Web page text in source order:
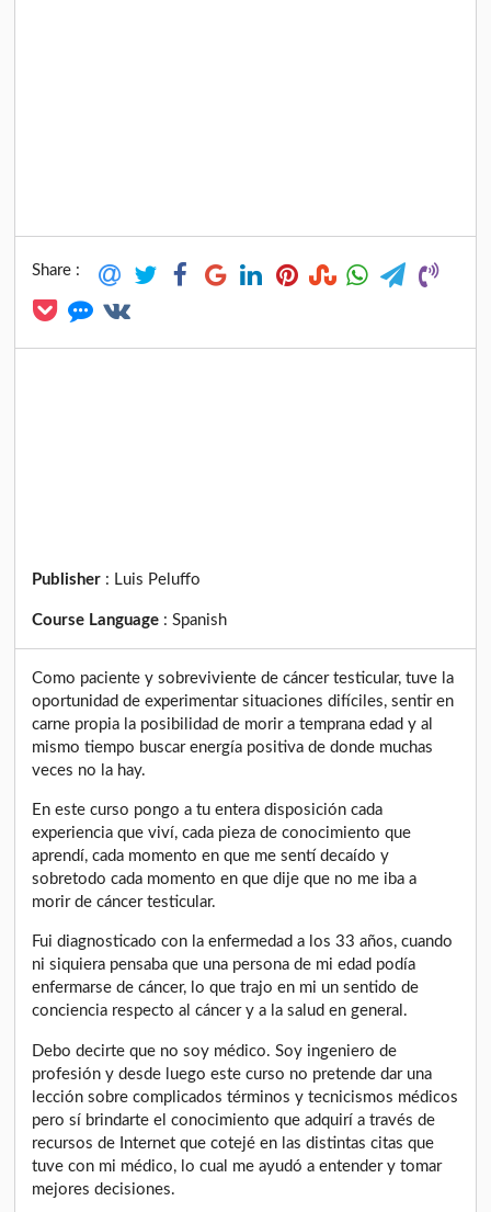
Share :
Publisher : Luis Peluffo
Course Language :Spanish
Como paciente y sobreviviente de cáncer testicular, tuve la
oportunidad de experimentar situaciones difíciles, sentir en
carne propia la posibilidad de morir a temprana edad y al
mismo tiempo buscar energía positiva de donde muchas
veces no la hay.
En este curso pongo a tu entera disposición cada
experiencia que viví, cada pieza de conocimiento que
aprendí, cada momento en que me sentí decaído y
sobretodo cada momento en que dije que no me iba a
morir de cáncer testicular.
Fui diagnosticado con la enfermedad a los 33 años, cuando
ni siquiera pensaba que una persona de mi edad podía
enfermarse de cáncer, lo que trajo en mi un sentido de
conciencia respecto al cáncer y a la salud en general.
Debo decirte que no soy médico. Soy ingeniero de
profesión y desde luego este curso no pretende dar una
lección sobre complicados términos y tecnicismos médicos
pero sí brindarte el conocimiento que adquirí a través de
recursos de Internet que cotejé en las distintas citas que
tuve con mi médico, lo cual me ayudó a entender y tomar
mejores decisiones.